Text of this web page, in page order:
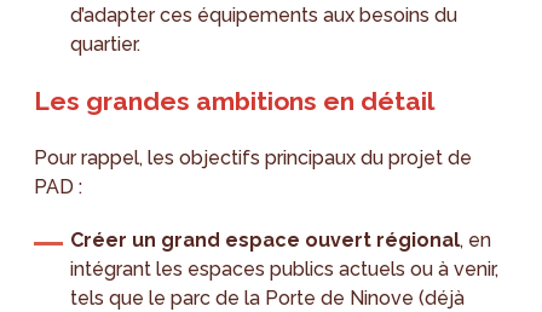
d’adapter ces équipements aux besoins du
quartier.
Les grandes ambitions en détail
Pour rappel, les objectifs principaux du projet de
PAD :
Créer un grand espace ouvert régional, en
intégrant les espaces publics actuels ou à venir,
tels que le parc de la Porte de Ninove (déjà